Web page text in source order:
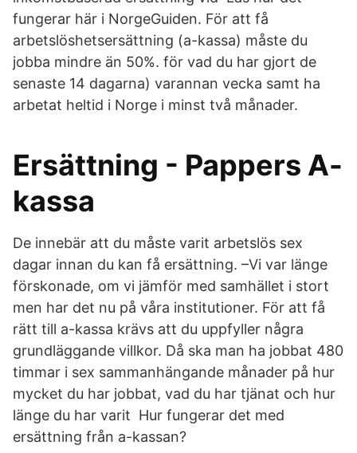
fungerar här i NorgeGuiden. För att få
arbetslöshetsersättning (a-kassa) måste du
jobba mindre än 50%. för vad du har gjort de
senaste 14 dagarna) varannan vecka samt ha
arbetat heltid i Norge i minst två månader.
Ersättning - Pappers A-
kassa
De innebär att du måste varit arbetslös sex
dagar innan du kan få ersättning. –Vi var länge
förskonade, om vi jämför med samhället i stort
men har det nu på våra institutioner. För att få
rätt till a-kassa krävs att du uppfyller några
grundläggande villkor. Då ska man ha jobbat 480
timmar i sex sammanhängande månader på hur
mycket du har jobbat, vad du har tjänat och hur
länge du har varit Hur fungerar det med
ersättning från a-kassan?